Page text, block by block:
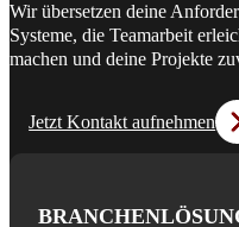
Wir übersetzen deine
Systeme, die Teamarbeit
machen und deine Projekte
Jetzt Kontakt aufnehmen